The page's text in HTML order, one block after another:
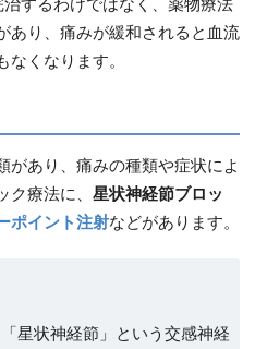
あり、痛みが緩和されると血流
くなります。
があり、痛みの種類や症状によ
療法に、 星状神経節ブロッ
ポイント注射などがあります。
星状神経節」という交感神経